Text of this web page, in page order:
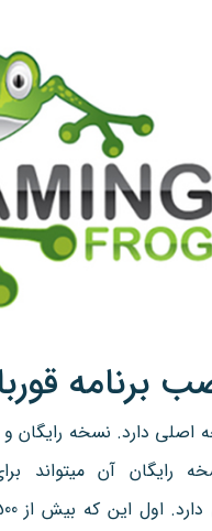
برنامه
اصلی دارد. نسخه
رایگان آن میتواند